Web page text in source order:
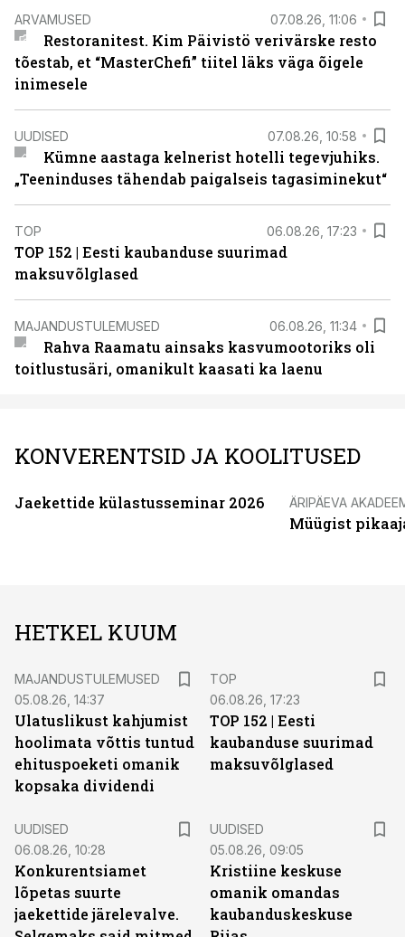
ARVAMUSED 07.08.26, 11:06
Restoranitest. Kim Päivistö verivärske resto
tõestab, et “MasterChefi” tiitel läks väga õigele
inimesele
UUDISED 07.08.26, 10:58
Kümne aastaga kelnerist hotelli tegevjuhiks.
„Teeninduses tähendab paigalseis tagasiminekut“
TOP 06.08.26, 17:23
TOP 152 | Eesti kaubanduse suurimad
maksuvõlglased
MAJANDUSTULEMUSED 06.08.26, 11:34
Rahva Raamatu ainsaks kasvumootoriks oli
toitlustusäri, omanikult kaasati ka laenu
KONVERENTSID JA KOOLITUSED
Jaekettide külastusseminar 2026 ÄRIPÄEVA
Müügist
HETKEL KUUM
MAJANDUSTULEMUSED
05.08.26, 14:37
Ulatuslikust kahjumist
hoolimata võttis tuntud
ehituspoeketi omanik
kopsaka dividendi
TOP
06.08.26, 17:23
TOP 152 | Eesti
kaubanduse suurimad
maksuvõlglased
UUDISED
06.08.26, 10:28
Konkurentsiamet
lõpetas suurte
jaekettide järelevalve.
UUDISED
05.08.26, 09:05
Kristiine keskuse
omanik omandas
kaubanduskeskuse